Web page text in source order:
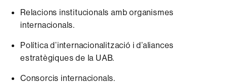
Relacions institucionals amb organismes
internacionals.
Política d’internacionalització i d’aliances
estratègiques de la UAB.
Consorcis internacionals.